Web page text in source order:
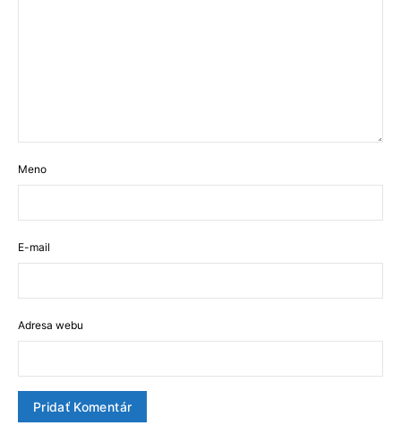
Meno
E-mail
Adresa webu